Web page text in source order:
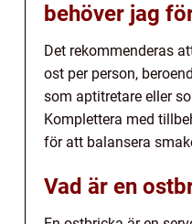
behöver jag
Det rekommenderas
ost per person,
som aptitretare eller
Komplettera med
för att balansera
Vad är en